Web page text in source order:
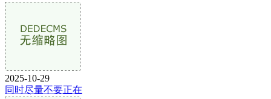
2025-10-29
同时尽量不要正在